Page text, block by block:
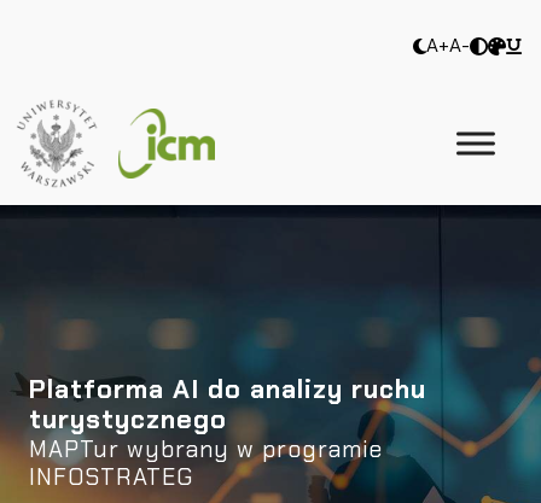
A+A-
Platforma AI do analizy ruchu
turystycznego
MAPTur wybrany w programie
INFOSTRATEG